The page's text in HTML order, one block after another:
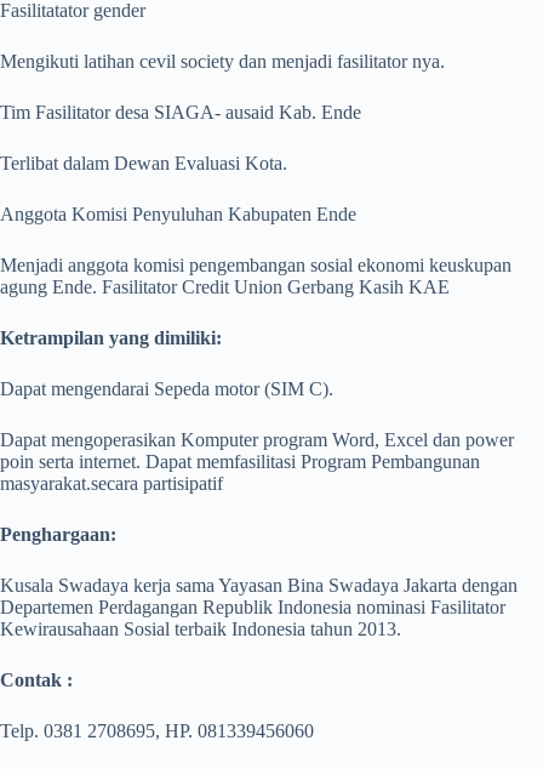
Fasilitatator gender
Mengikuti latihan cevil society dan menjadi fasilitator nya.
Tim Fasilitator desa SIAGA- ausaid Kab. Ende
Terlibat dalam Dewan Evaluasi Kota.
Anggota Komisi Penyuluhan Kabupaten Ende
Menjadi anggota komisi pengembangan sosial ekonomi keuskupan
agung Ende. Fasilitator Credit Union Gerbang Kasih KAE
Ketrampilan yang dimiliki:
Dapat mengendarai Sepeda motor (SIM C).
Dapat mengoperasikan Komputer program Word, Excel dan power
poin serta internet. Dapat memfasilitasi Program Pembangunan
masyarakat.secara partisipatif
Penghargaan:
Kusala Swadaya kerja sama Yayasan Bina Swadaya Jakarta dengan
Departemen Perdagangan Republik Indonesia nominasi Fasilitator
Kewirausahaan Sosial terbaik Indonesia tahun 2013.
Contak :
Telp. 0381 2708695, HP. 081339456060